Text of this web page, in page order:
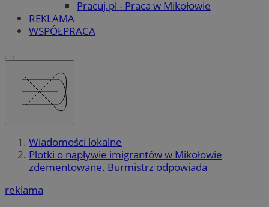
Pracuj.pl - Praca w Mikołowie
REKLAMA
WSPÓŁPRACA
Wiadomości lokalne
Plotki o napływie imigrantów w Mikołowie
zdementowane. Burmistrz odpowiada
reklama